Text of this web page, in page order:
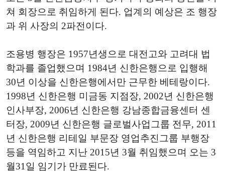
쳐 회장으로 취임하게 된다. 업계의 예상은 조 행장
과 위 사장의 2파전이다.
조용병 행장은 1957년생으로 대전고와 고려대 법
학과를 졸업했으며 1984년 신한은행으로 입행해
30년 이상을 신한은행에서만 근무한 베테랑이다.
1998년 신한은행 미금동 지점장, 2002년 신한은행
인사부장, 2006년 신한은행 강남종합금융센터 센
터장, 2009년 신한은행 글로벌사업그룹 전무, 2011
년 신한은행 리테일 부문장 영업추진그룹 부행장
등을 역임하고 지난 2015년 3월 취임했으며 오는 3
월31일 임기가 만료된다.